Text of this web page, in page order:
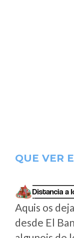
QUE VER
Aquis os
desde El